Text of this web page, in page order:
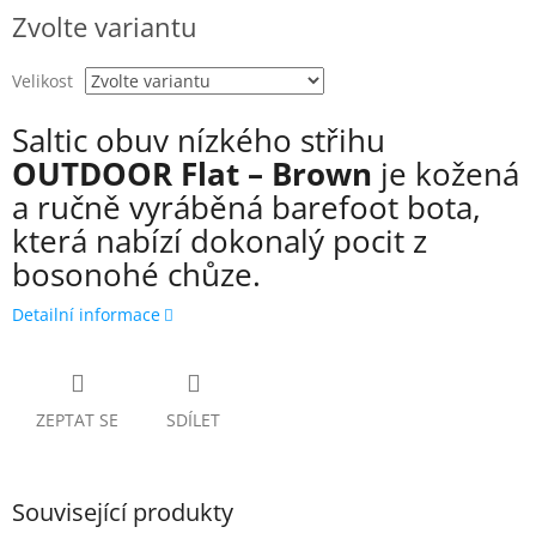
cena:
Zvolte variantu
Velikost
Saltic obuv nízkého střihu
OUTDOOR Flat – Brown je kožená
a ručně vyráběná barefoot bota,
která nabízí dokonalý pocit z
bosonohé chůze.
Detailní informace
ZEPTAT SE SDÍLET
Související produkty